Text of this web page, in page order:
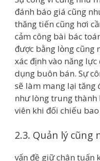
đánh báo giá cũng
thăng tiến cũng hơi
cảm công bài bác
được bằng lòng cũng
xác định vào năng
dụng buôn bán. Sự
sẽ làm mang lại tăng
như lòng trung thành
viên khi đối chiếu
2.3. Quản lý
vấn đề giữ chân tuấn